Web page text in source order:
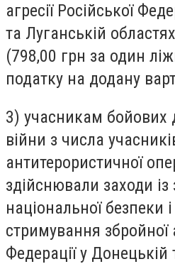
агресії Російської
та Луганській
(798,00 грн за один
податку на додану
3) учасникам бойових
війни з числа
антитерористичної
здійснювали заходи із
національної безпеки і
стримування збройної
Федерації у Донецькій